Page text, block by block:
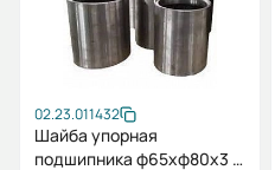
02.23.011432
Шайба упорная
подшипника ф65хф80х3 к